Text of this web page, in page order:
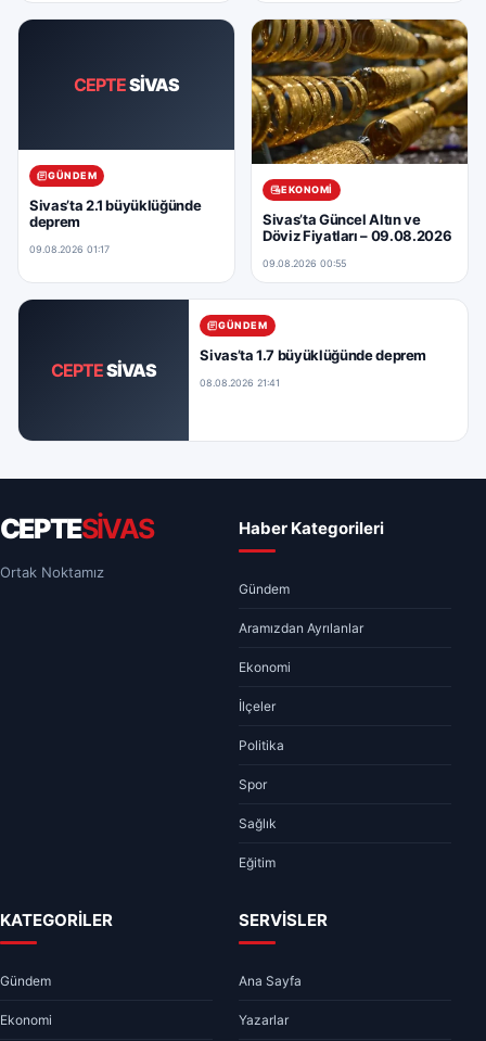
CEPTESİVAS
GÜNDEM
Sivas’ta 2.1 büyüklüğünde
deprem
09.08.2026 01:17
EKONOMI
Sivas’ta Güncel Altın ve
Döviz Fiyatları – 09.08.2026
09.08.2026 00:55
CEPTESİVAS
GÜNDEM
Sivas’ta 1.7 büyüklüğünde deprem
08.08.2026 21:41
CEPTESİVAS
Ortak Noktamız
Haber Kategorileri
Gündem
Aramızdan Ayrılanlar
Ekonomi
İlçeler
Politika
Spor
Sağlık
Eğitim
KATEGORİLER
Gündem
Ekonomi
SERVİSLER
Ana Sayfa
Yazarlar